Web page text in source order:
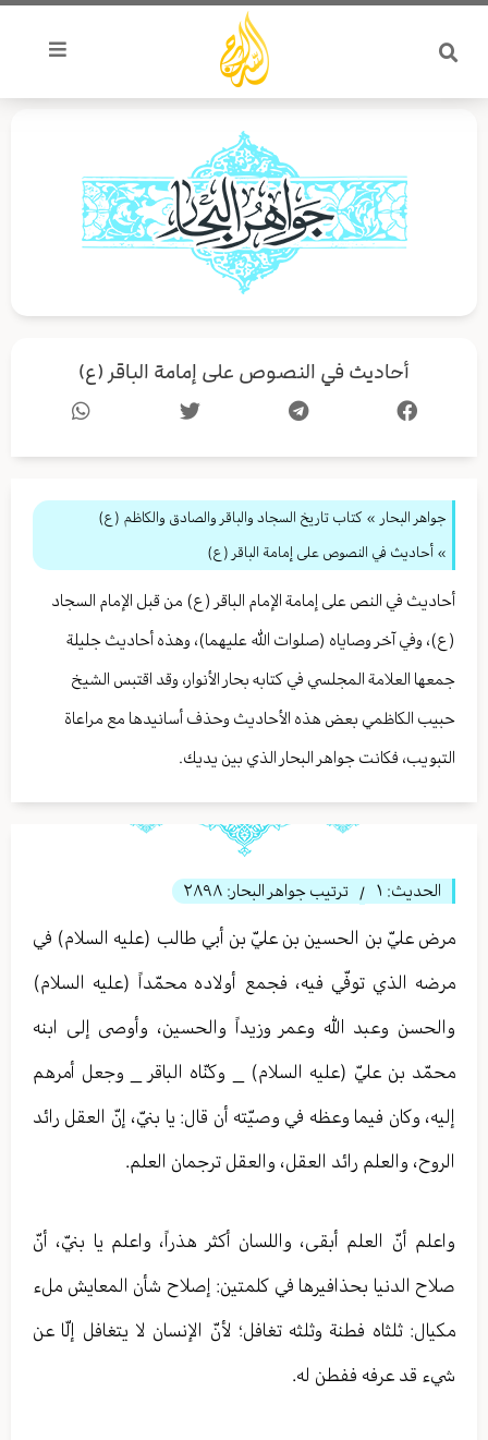
تخطي
المحتوى
أحاديث في النصوص على إمامة الباقر (ع)
جواهر البحار » كتاب تاريخ السجاد والباقر والصادق والكاظم (ع)
» أحاديث في النصوص على إمامة الباقر (ع)
أحاديث في النص على إمامة الإمام الباقر (ع) من قبل الإمام السجاد
(ع)، وفي آخر وصاياه (صلوات الله عليهما)، وهذه أحاديث جليلة
جمعها العلامة المجلسي في كتابه بحار الأنوار، وقد اقتبس الشيخ
حبيب الكاظمي بعض هذه الأحاديث وحذف أسانيدها مع مراعاة
التبويب، فكانت جواهر البحار الذي بين يديك.
الحديث: ١ / ترتيب جواهر البحار: ٢٨٩٨
مرض عليّ بن الحسين بن عليّ بن أبي طالب (عليه السلام) في
مرضه الذي توفّي فيه، فجمع أولاده محمّداً (عليه السلام)
والحسن وعبد الله وعمر وزيداً والحسين، وأوصى إلى ابنه
محمّد بن عليّ (عليه السلام) _ وكنّاه الباقر _ وجعل أمرهم
إليه، وكان فيما وعظه في وصيّته أن قال: يا بنيّ، إنّ العقل رائد
الروح، والعلم رائد العقل، والعقل ترجمان العلم.
واعلم أنّ العلم أبقى، واللسان أكثر هذراً، واعلم يا بنيّ، أنّ
صلاح الدنيا بحذافيرها في كلمتين: إصلاح شأن المعايش ملء
مكيال: ثلثاه فطنة وثلثه تغافل؛ لأنّ الإنسان لا يتغافل إلّا عن
شيء قد عرفه ففطن له.